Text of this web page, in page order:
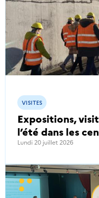
Expositions,
l’été dans les
VISITES
Lundi 20 juillet 2026